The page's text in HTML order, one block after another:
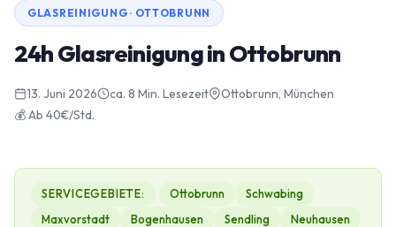
GLASREINIGUNG · OTTOBRUNN
24h Glasreinigung in Ottobrunn
13. Juni 2026 ca. 8 Min. Lesezeit
Ottobrunn, München
💰 Ab 40€/Std.
SERVICEGEBIETE: Ottobrunn
Schwabing
Maxvorstadt
Bogenhausen Sendling
Neuhausen